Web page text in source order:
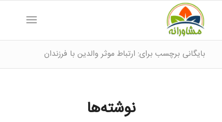
بایگانی برچسب برای: ارتباط موثر والدین با فرزندان
نوشته‌ها